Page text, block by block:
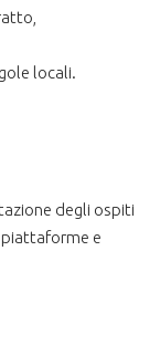
locali.
degli ospiti
e